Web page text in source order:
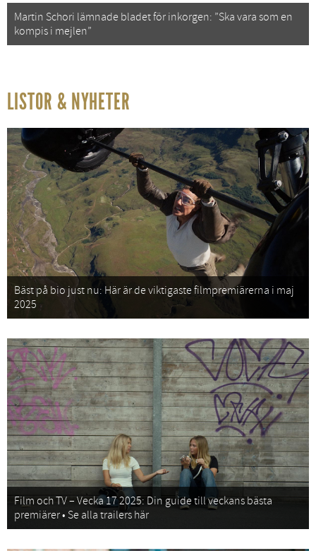
Martin Schori lämnade bladet för inkorgen: ”Ska vara som en
kompis i mejlen”
LISTOR & NYHETER
Bäst på bio just nu: Här är de viktigaste filmpremiärerna i maj
2025
Film och TV – Vecka 17 2025: Din guide till veckans bästa
premiärer • Se alla trailers här